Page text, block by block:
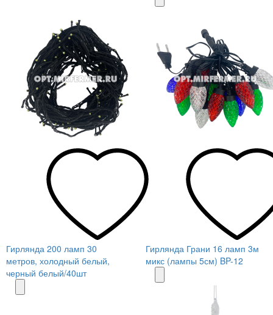
Гирлянда 200 ламп 30
метров, холодный белый,
черный белый/40шт
Гирлянда Грани 16 ламп 3м
микс (лампы 5см) BP-12